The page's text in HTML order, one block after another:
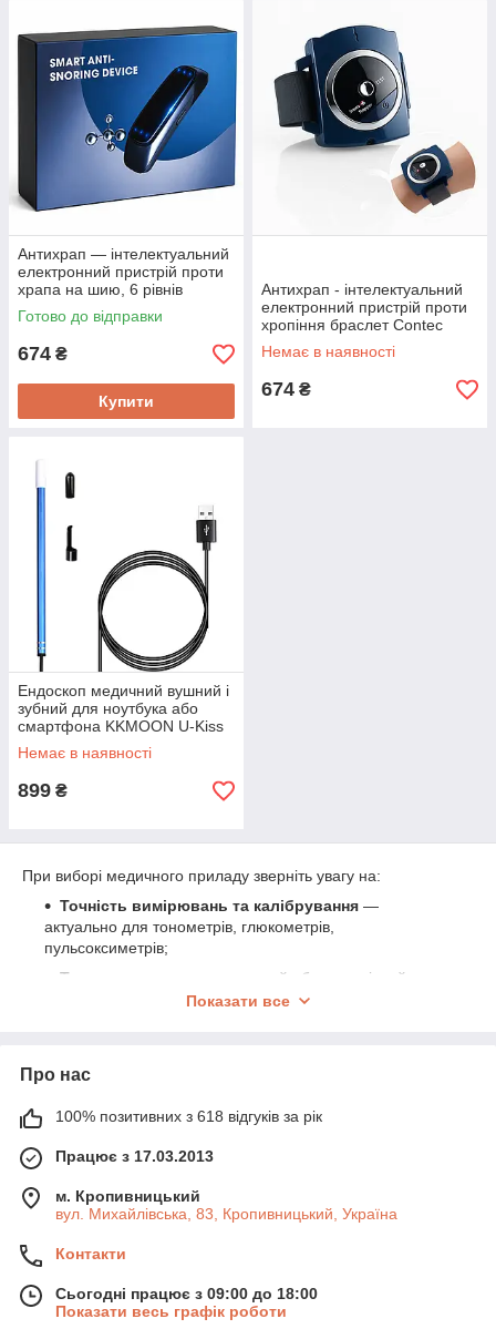
Антихрап — інтелектуальний
електронний пристрій проти
храпа на шию, 6 рівнів
впливу Contec AJ700
Готово до відправки
674 ₴
Купити
Антихрап - інтелектуальний
електронний пристрій проти
хропіння браслет Contec
AJ600
Немає в наявності
674 ₴
Ендоскоп медичний вушний і
зубний для ноутбука або
смартфона KKMOON U-Kiss
55
Немає в наявності
899 ₴
При виборі медичного приладу зверніть увагу на:
Точність вимірювань та калібрування —
актуально для тонометрів, глюкометрів,
пульсоксиметрів;
Тип пристрою
— електронний або механічний
тонометр, інфрачервоний чи контактний термометр,
результатів, індикатори, Bluetooth, великий дисплей;
насадки, знімні фільтри, легке закріплення манжети;
Живлення— батарейки чи мережа, індикатор
Якісні медичні прилади — запорука своєчасного контролю
здоров’я, зручності та безпеки у повсякденному житті.
Показати все
Про нас
100% позитивних з 618 відгуків за рік
Працює з 17.03.2013
м. Кропивницький
вул. Михайлівська, 83, Кропивницький, Україна
Контакти
Сьогодні працює з 09:00 до 18:00
Показати весь графік роботи